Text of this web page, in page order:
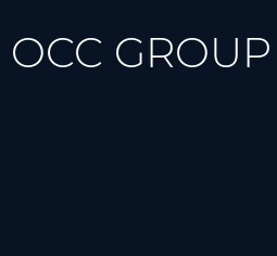
OCC GROUP